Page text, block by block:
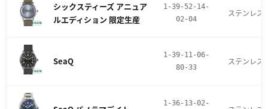
シックスティーズ アニュア
ルエディション 限定生産
1-39-52-14-
02-04
ステンレス
SeaQ
1-39-11-06-
80-33
ステンレス
1-36-13-02-